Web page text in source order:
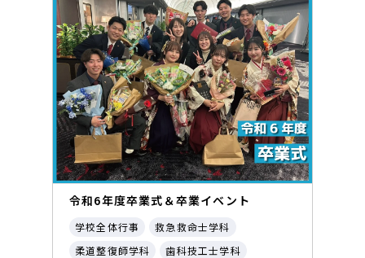
令和6年度卒業式＆卒業イベント
学校全体行事
救急救命士学科
柔道整復師学科
歯科技工士学科